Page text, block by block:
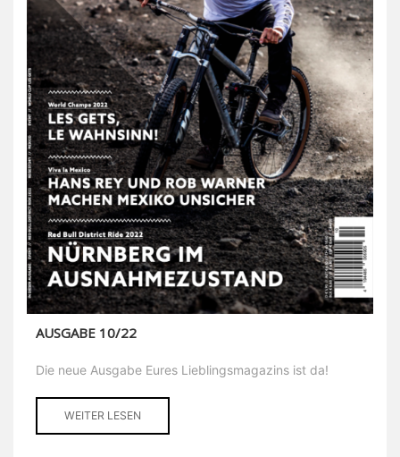
AUSGABE 10/22
Die neue Ausgabe Eures Lieblingsmagazins ist da!
WEITER LESEN